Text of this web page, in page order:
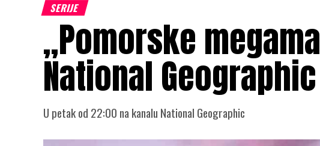
SERIJE
„Pomorske
National Geographic
U petak od 22:00 na kanalu National Geographic